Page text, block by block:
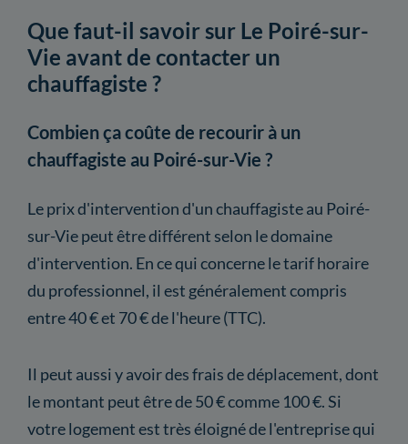
Que faut-il savoir sur Le Poiré-sur-
Vie avant de contacter un
chauffagiste ?
Combien ça coûte de recourir à un
chauffagiste au Poiré-sur-Vie ?
Le prix d'intervention d'un chauffagiste au Poiré-
sur-Vie peut être différent selon le domaine
d'intervention. En ce qui concerne le tarif horaire
du professionnel, il est généralement compris
entre 40 € et 70 € de l'heure (TTC).
Il peut aussi y avoir des frais de déplacement, dont
le montant peut être de 50 € comme 100 €. Si
votre logement est très éloigné de l'entreprise qui